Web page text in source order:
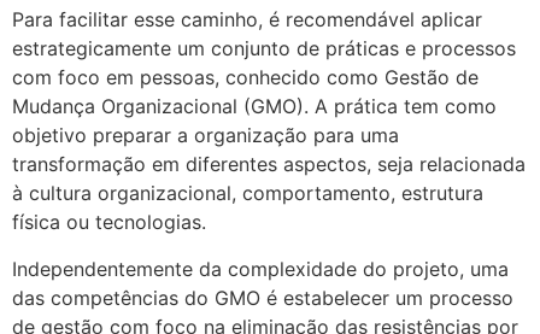
Para facilitar esse caminho, é recomendável aplicar
estrategicamente um conjunto de práticas e processos
com foco em pessoas, conhecido como Gestão de
Mudança Organizacional (GMO). A prática tem como
objetivo preparar a organização para uma
transformação em diferentes aspectos, seja relacionada
à cultura organizacional, comportamento, estrutura
física ou tecnologias.
Independentemente da complexidade do projeto, uma
das competências do GMO é estabelecer um processo
de gestão com foco na eliminação das resistências por